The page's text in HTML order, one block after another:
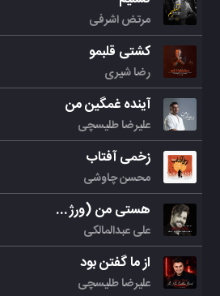
مرتض اشرفی
کشتی قلبمو
رضا شیری
آینده غمگین من
علیرضا طلیسچی
زخمی آفتاب
محسن چاوشی
هستی من (ورژن جدید)
علی عبدالمالکی
از ما گفتن بود
علیرضا طلیسچی